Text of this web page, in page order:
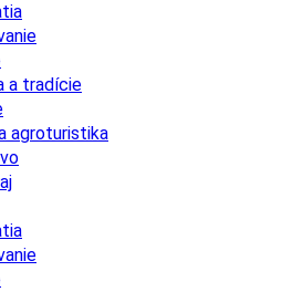
a tradície
agroturistika